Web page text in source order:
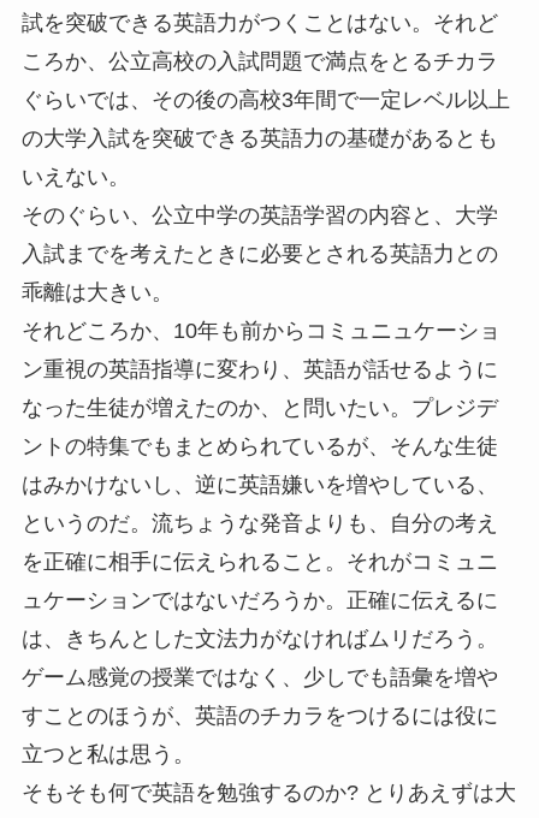
試を突破できる英語力がつくことはない。それど
ころか、公立高校の入試問題で満点をとるチカラ
ぐらいでは、その後の高校3年間で一定レベル以上
の大学入試を突破できる英語力の基礎があるとも
いえない。
そのぐらい、公立中学の英語学習の内容と、大学
入試までを考えたときに必要とされる英語力との
乖離は大きい。
それどころか、10年も前からコミュニュケーショ
ン重視の英語指導に変わり、英語が話せるように
なった生徒が増えたのか、と問いたい。プレジデ
ントの特集でもまとめられているが、そんな生徒
はみかけないし、逆に英語嫌いを増やしている、
というのだ。流ちょうな発音よりも、自分の考え
を正確に相手に伝えられること。それがコミュニ
ュケーションではないだろうか。正確に伝えるに
は、きちんとした文法力がなければムリだろう。
ゲーム感覚の授業ではなく、少しでも語彙を増や
すことのほうが、英語のチカラをつけるには役に
立つと私は思う。
そもそも何で英語を勉強するのか? とりあえずは大